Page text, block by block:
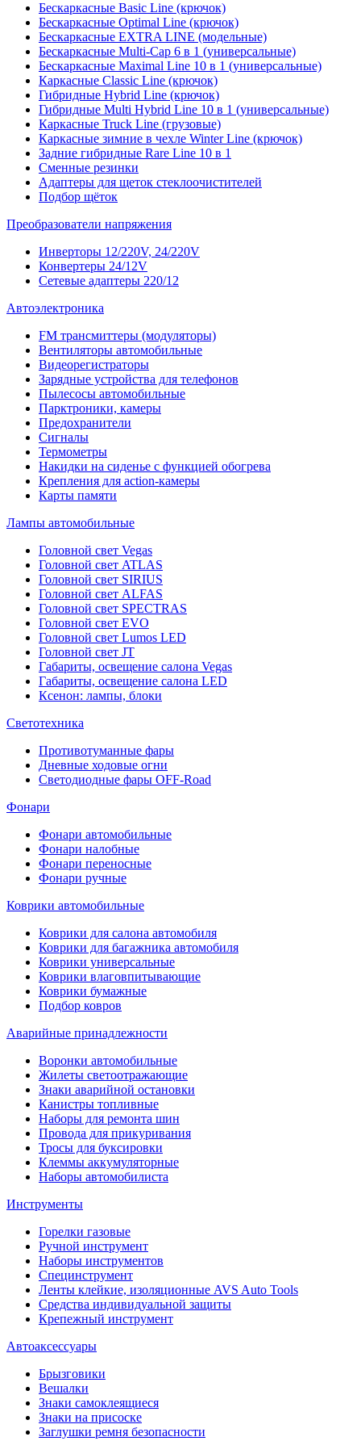
Бескаркасные Basic Line (крючок)
Бескаркасные Optimal Line (крючок)
Бескаркасные EXTRA LINE (модельные)
Бескаркасные Multi-Cap 6 в 1 (универсальные)
Бескаркасные Maximal Line 10 в 1 (универсальные)
Каркасные Classic Line (крючок)
Гибридные Hybrid Line (крючок)
Гибридные Multi Hybrid Line 10 в 1 (универсальные)
Каркасные Truck Line (грузовые)
Каркасные зимние в чехле Winter Line (крючок)
Задние гибридные Rare Line 10 в 1
Сменные резинки
Адаптеры для щеток стеклоочистителей
Подбор щёток
Преобразователи напряжения
Инверторы 12/220V, 24/220V
Конвертеры 24/12V
Сетевые адаптеры 220/12
Автоэлектроника
FM трансмиттеры (модуляторы)
Вентиляторы автомобильные
Видеорегистраторы
Зарядные устройства для телефонов
Пылесосы автомобильные
Парктроники, камеры
Предохранители
Сигналы
Термометры
Накидки на сиденье с функцией обогрева
Крепления для action-камеры
Карты памяти
Лампы автомобильные
Головной свет Vegas
Головной свет ATLAS
Головной свет SIRIUS
Головной свет ALFAS
Головной свет SPECTRAS
Головной свет EVO
Головной свет Lumos LED
Головной свет JT
Габариты, освещение салона Vegas
Габариты, освещение салона LED
Ксенон: лампы, блоки
Светотехника
Противотуманные фары
Дневные ходовые огни
Светодиодные фары OFF-Road
Фонари
Фонари автомобильные
Фонари налобные
Фонари переносные
Фонари ручные
Коврики автомобильные
Коврики для салона автомобиля
Коврики для багажника автомобиля
Коврики универсальные
Коврики влаговпитывающие
Коврики бумажные
Подбор ковров
Аварийные принадлежности
Воронки автомобильные
Жилеты светоотражающие
Знаки аварийной остановки
Канистры топливные
Наборы для ремонта шин
Провода для прикуривания
Тросы для буксировки
Клеммы аккумуляторные
Наборы автомобилиста
Инструменты
Горелки газовые
Ручной инструмент
Наборы инструментов
Специнструмент
Ленты клейкие, изоляционные AVS Auto Tools
Средства индивидуальной защиты
Крепежный инструмент
Автоаксессуары
Брызговики
Вешалки
Знаки самоклеящиеся
Знаки на присоске
Заглушки ремня безопасности